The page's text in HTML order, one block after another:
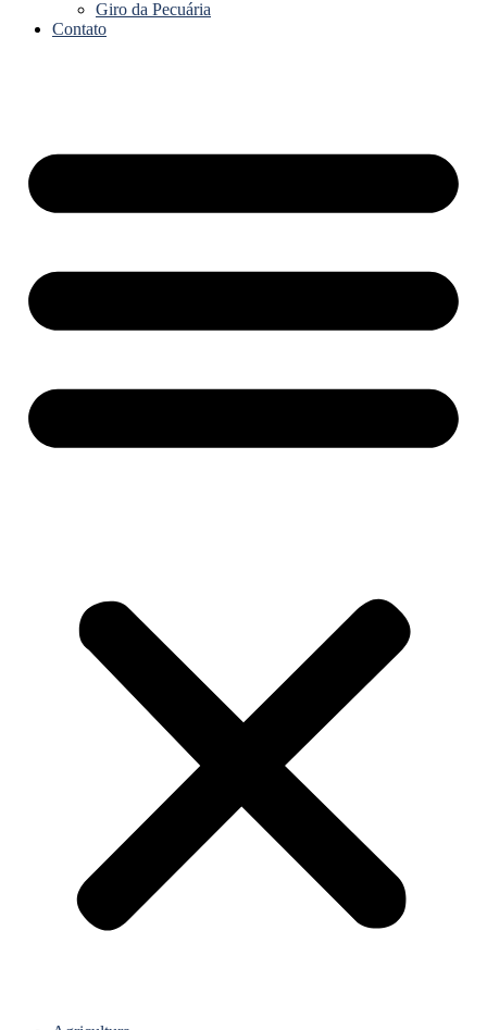
Giro da Pecuária
Contato